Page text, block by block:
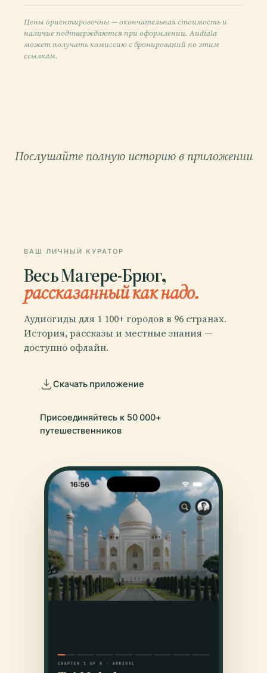
Цены ориентировочны — окончательная стоимость и
наличие подтверждаются при оформлении. Audiala
может получать комиссию с бронирований по этим
ссылкам.
Послушайте полную историю в приложении
ВАШ ЛИЧНЫЙ КУРАТОР
Весь Магере-Брюг,
рассказанный как надо.
Аудиогиды для 1 100+ городов в 96 странах.
История, рассказы и местные знания —
доступно офлайн.
Скачать приложение
Присоединяйтесь к 50 000+
путешественников